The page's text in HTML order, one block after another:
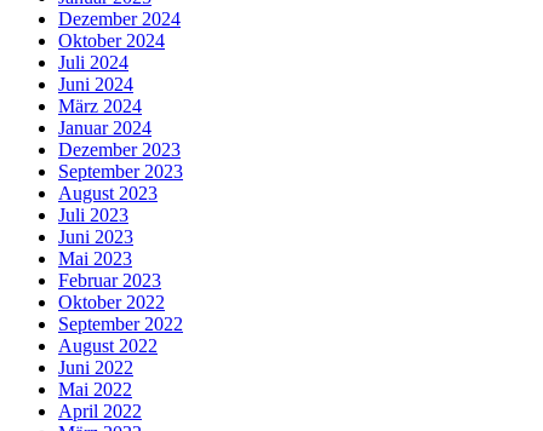
Dezember 2024
Oktober 2024
Juli 2024
Juni 2024
März 2024
Januar 2024
Dezember 2023
September 2023
August 2023
Juli 2023
Juni 2023
Mai 2023
Februar 2023
Oktober 2022
September 2022
August 2022
Juni 2022
Mai 2022
April 2022